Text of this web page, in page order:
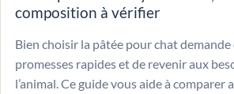
composition à vérifier
Bien choisir la pâtée pour chat demande
promesses rapides et de revenir aux
l’animal. Ce guide vous aide à comparer